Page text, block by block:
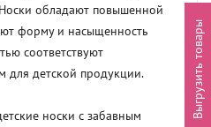
обладают повышенной
форму и насыщенность
соответствуют
для детской продукции.
носки с забавным
Выгрузить товары